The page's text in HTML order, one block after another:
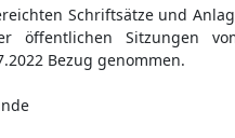
Schriftsätze und
öffentlichen Sitzungen
Bezug genommen.